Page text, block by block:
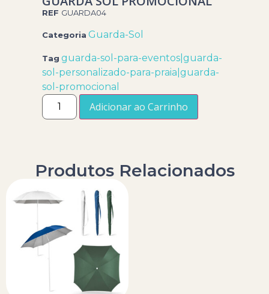
REF GUARDA04
Categoria Guarda-Sol
Tag guarda-sol-para-eventos|guarda-
sol-personalizado-para-praia|guarda-
sol-promocional
Adicionar ao Carrinho
Produtos Relacionados